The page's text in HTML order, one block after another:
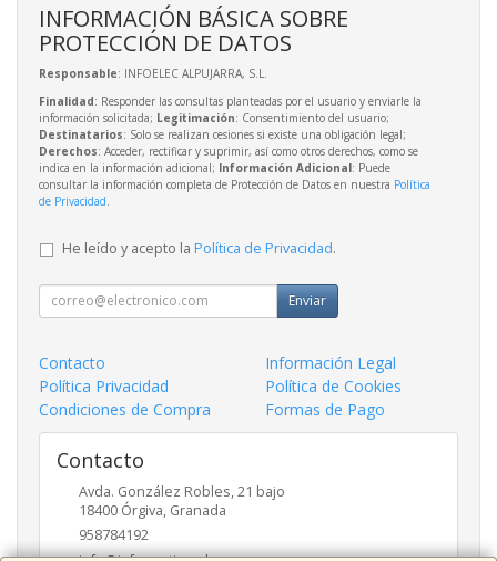
INFORMACIÓN BÁSICA SOBRE
PROTECCIÓN DE DATOS
Responsable: INFOELEC ALPUJARRA, S.L.
Finalidad: Responder las consultas planteadas por el usuario y enviarle la
información solicitada; Legitimación: Consentimiento del usuario;
Destinatarios: Solo se realizan cesiones si existe una obligación legal;
Derechos: Acceder, rectificar y suprimir, así como otros derechos, como se
indica en la información adicional; Información Adicional: Puede
consultar la información completa de Protección de Datos en nuestra Política
de Privacidad
He leído y acepto la Política de Privacidad.
Enviar
Contacto
Información Legal
Política Privacidad
Política de Cookies
Condiciones de Compra
Formas de Pago
Contacto
Avda. González Robles, 21 bajo
18400 Órgiva, Granada
958784192